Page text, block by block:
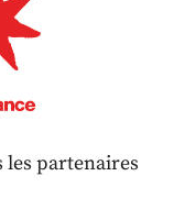
les partenaires